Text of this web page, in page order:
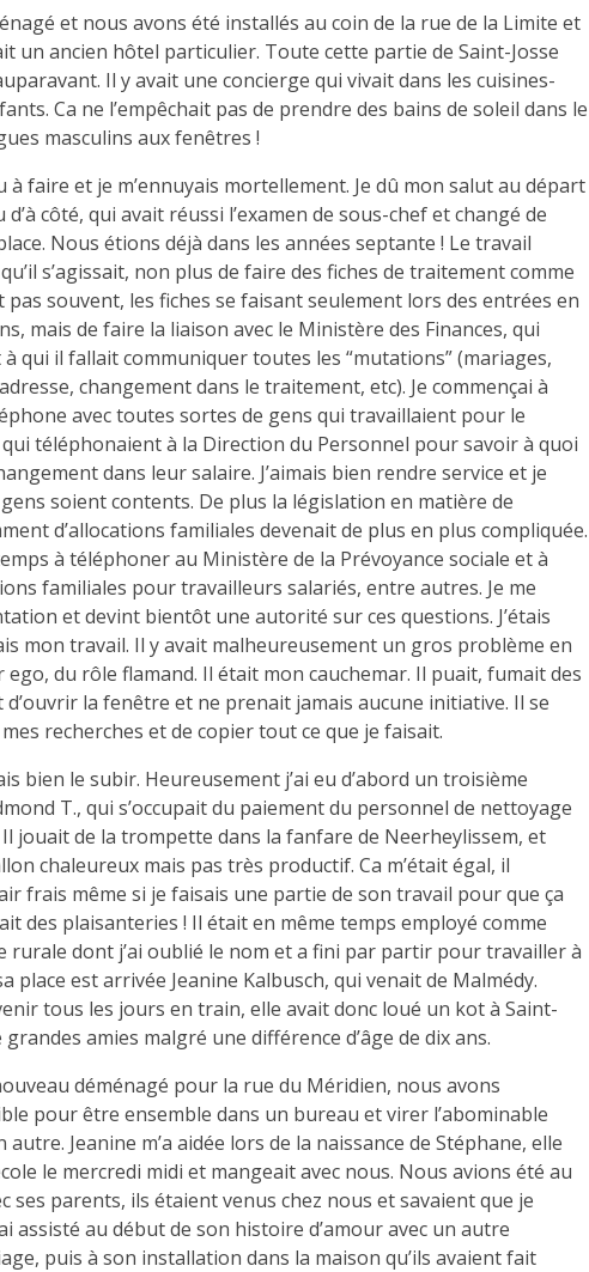
et nous avons été installés au coin de la rue de la Limite et
un ancien hôtel particulier. Toute cette partie de Saint-Josse
Il y avait une concierge qui vivait dans les cuisines-
Ca ne l’empêchait pas de prendre des bains de soleil dans le
masculins aux fenêtres !
à faire et je m’ennuyais mortellement. Je dû mon salut au départ
côté, qui avait réussi l’examen de sous-chef et changé de
Nous étions déjà dans les années septante ! Le travail
s’agissait, non plus de faire des fiches de traitement comme
pas souvent, les fiches se faisant seulement lors des entrées en
mais de faire la liaison avec le Ministère des Finances, qui
qui il fallait communiquer toutes les “mutations” (mariages,
changement dans le traitement, etc). Je commençai à
avec toutes sortes de gens qui travaillaient pour le
téléphonaient à la Direction du Personnel pour savoir à quoi
dans leur salaire. J’aimais bien rendre service et je
soient contents. De plus la législation en matière de
d’allocations familiales devenait de plus en plus compliquée.
à téléphoner au Ministère de la Prévoyance sociale et à
familiales pour travailleurs salariés, entre autres. Je me
et devint bientôt une autorité sur ces questions. J’étais
mon travail. Il y avait malheureusement un gros problème en
du rôle flamand. Il était mon cauchemar. Il puait, fumait des
la fenêtre et ne prenait jamais aucune initiative. Il se
recherches et de copier tout ce que je faisait.
bien le subir. Heureusement j’ai eu d’abord un troisième
T., qui s’occupait du paiement du personnel de nettoyage
jouait de la trompette dans la fanfare de Neerheylissem, et
chaleureux mais pas très productif. Ca m’était égal, il
frais même si je faisais une partie de son travail pour que ça
des plaisanteries ! Il était en même temps employé comme
rurale dont j’ai oublié le nom et a fini par partir pour travailler à
place est arrivée Jeanine Kalbusch, qui venait de Malmédy.
tous les jours en train, elle avait donc loué un kot à Saint-
amies malgré une différence d’âge de dix ans.
déménagé pour la rue du Méridien, nous avons
pour être ensemble dans un bureau et virer l’abominable
Jeanine m’a aidée lors de la naissance de Stéphane, elle
le mercredi midi et mangeait avec nous. Nous avions été au
ses parents, ils étaient venus chez nous et savaient que je
assisté au début de son histoire d’amour avec un autre
puis à son installation dans la maison qu’ils avaient fait